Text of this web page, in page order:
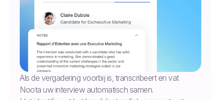
Als de vergadering voorbij is, transcribeert en vat
Noota uw interview automatisch samen.